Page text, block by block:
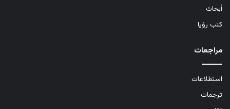
أبحاث
كتب رؤيا
مراجعات
استطلاعات
ترجمات